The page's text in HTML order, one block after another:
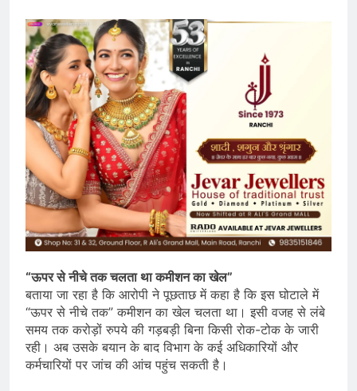
“ऊपर से नीचे तक चलता था कमीशन का खेल”
बताया जा रहा है कि आरोपी ने पूछताछ में कहा है कि इस घोटाले में
“ऊपर से नीचे तक” कमीशन का खेल चलता था। इसी वजह से लंबे
समय तक करोड़ों रुपये की गड़बड़ी बिना किसी रोक-टोक के जारी
रही। अब उसके बयान के बाद विभाग के कई अधिकारियों और
कर्मचारियों पर जांच की आंच पहुंच सकती है।